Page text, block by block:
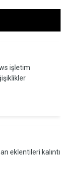
işletim
eklentileri kalıntı